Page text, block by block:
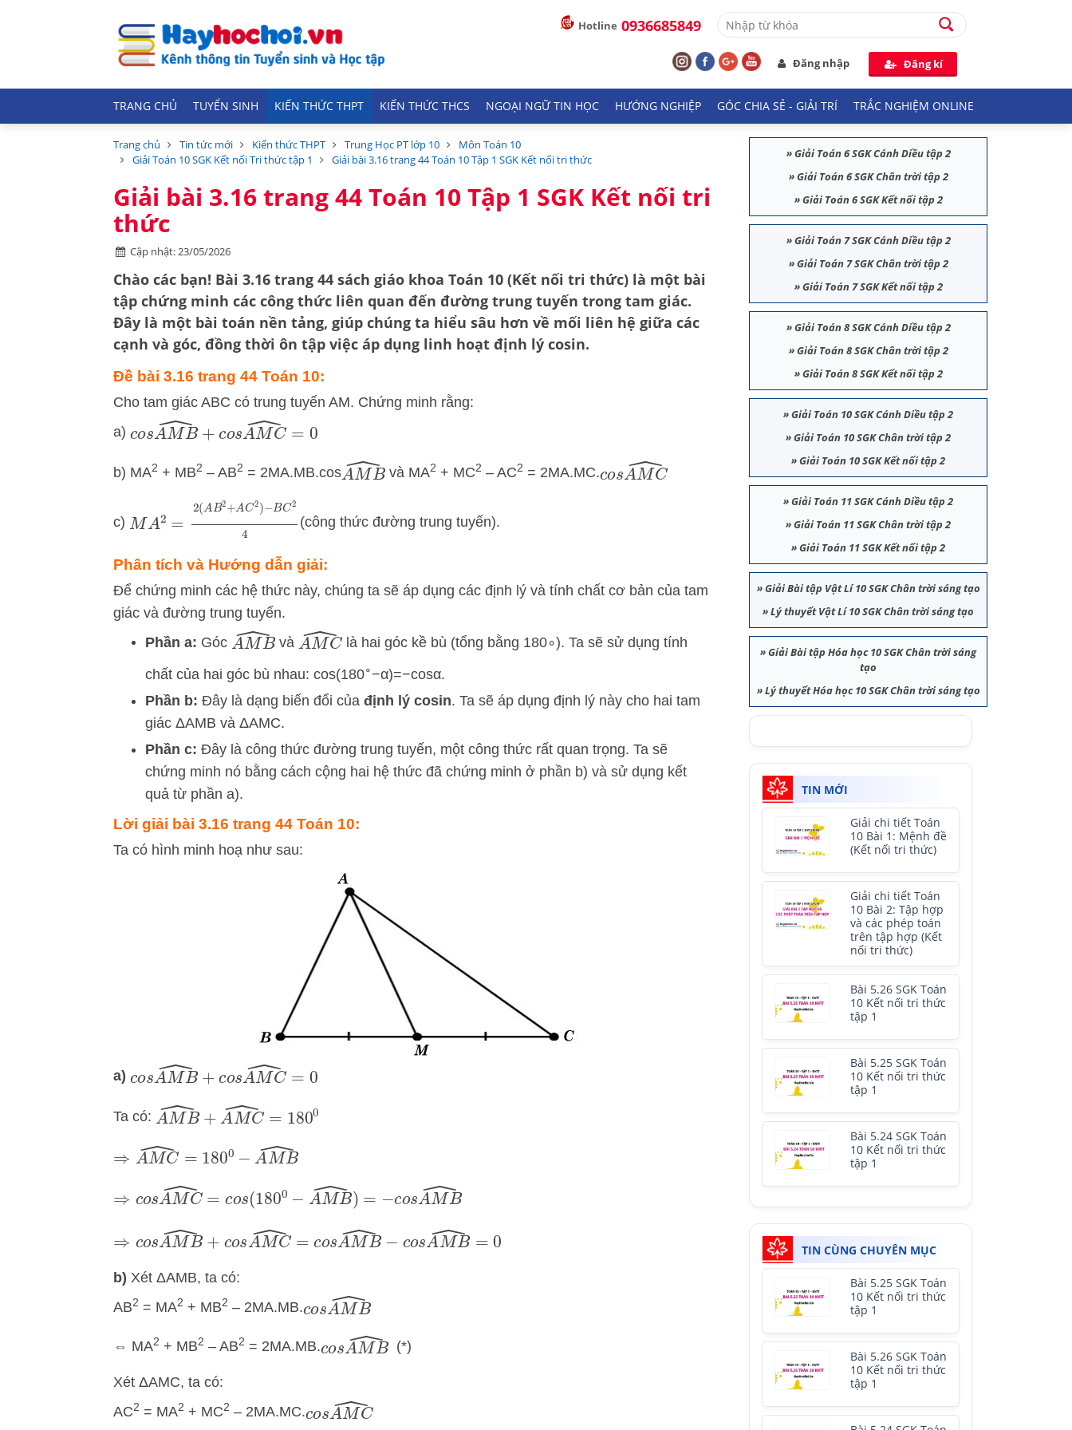
Hotline 0936685849
Đăng nhập Đăng kí
TRANG CHỦ TUYỂN SINH KIẾN THỨC THPT KIẾN THỨC THCS NGOẠI NGỮ TIN HỌC HƯỚNG NGHIỆP GÓC CHIA SẺ - GIẢI TRÍ TRẮC NGHIỆM ONLINE
Trang chủ Tin tức mới Kiến thức THPT Trung Học PT lớp 10
Môn Toán 10
Giải Toán 10 SGK Kết nối Tri thức tập 1
Giải bài 3.16 trang 44 Toán 10 Tập 1 SGK Kết nối tri thức
Giải bài 3.16 trang 44 Toán 10 Tập 1 SGK Kết nối tri
thức
Cập nhật: 23/05/2026
Chào các bạn! Bài 3.16 trang 44 sách giáo khoa Toán 10 (Kết nối tri thức) là một bài
tập chứng minh các công thức liên quan đến đường trung tuyến trong tam giác.
Đây là một bài toán nền tảng, giúp chúng ta hiểu sâu hơn về mối liên hệ giữa các
cạnh và góc, đồng thời ôn tập việc áp dụng linh hoạt định lý cosin.
Đề bài 3.16 trang 44 Toán 10:
Cho tam giác ABC có trung tuyến AM. Chứng minh rằng:
a) cos AMB^+cosAMC^ =0
b) MA2 + MB2 – AB2 = 2MA.MB.cos AMB^ và MA2 + MC2 – AC2 = 2MA.MC.cos AMC^
c)
2= AB2+AC2)−B 2
(công thức đường trung tuyến).
Phân tích và Hướng dẫn giải:
Để chứng minh các hệ thức này, chúng ta sẽ áp dụng các định lý và tính chất cơ bản của tam
giác và đường trung tuyến.
Phần a: Góc AMB^ và AMC^ là hai góc kề bù (tổng bằng 180∘). Ta sẽ sử dụng tính
chất của hai góc bù nhau: cos(180∘ −α)=−cosα.
Phần b: Đây là dạng biến đổi của định lý cosin. Ta sẽ áp dụng định lý này cho hai tam
giác ΔAMB và ΔAMC.
Phần c: Đây là công thức đường trung tuyến, một công thức rất quan trọng. Ta sẽ
chứng minh nó bằng cách cộng hai hệ thức đã chứng minh ở phần b) và sử dụng kết
quả từ phần a).
Lời giải bài 3.16 trang 44 Toán 10:
Ta có hình minh hoạ như sau:
a) cos AMB^+cosAMC^ =0
Ta có: AMB^ +A MC^= 1800
⇒AMC^= 1800− AMB^
⇒cosAMC^ =cos(1800 −A MB^) =−cosAMB^
⇒cosAMB^+c osA MC^ =cosAMB^−c osA MB^= 0
b) Xét ΔAMB, ta có:
AB2 = MA2 + MB2 – 2MA.MB.cos AMB^
⇔ MA2 + MB2 – AB2 = 2MA.MB.cos AMB^(*)
Xét ΔAMC, ta có:
AC2 = MA2 + MC2 – 2MA.MC.cos AMC^
»Giải Toán 6 SGK Cánh Diều tập 2
»Giải Toán 6 SGK Chân trời tập 2
»Giải Toán 6 SGK Kết nối tập 2
»Giải Toán 7 SGK Cánh Diều tập 2
»Giải Toán 7 SGK Chân trời tập 2
»Giải Toán 7 SGK Kết nối tập 2
»Giải Toán 8 SGK Cánh Diều tập 2
»Giải Toán 8 SGK Chân trời tập 2
»Giải Toán 8 SGK Kết nối tập 2
»Giải Toán 10 SGK Cánh Diều tập 2
»Giải Toán 10 SGK Chân trời tập 2
»Giải Toán 10 SGK Kết nối tập 2
»Giải Toán 11 SGK Cánh Diều tập 2
»Giải Toán 11 SGK Chân trời tập 2
»Giải Toán 11 SGK Kết nối tập 2
»Giải Bài tập Vật Lí 10 SGK Chân trời sáng tạo
»Lý thuyết Vật Lí 10 SGK Chân trời sáng tạo
»Giải Bài tập Hóa học 10 SGK Chân trời sáng
tạo
»Lý thuyết Hóa học 10 SGK Chân trời sáng tạo
TIN MỚI
Giải chi tiết Toán
10 Bài 1: Mệnh đề
(Kết nối tri thức)
Giải chi tiết Toán
10 Bài 2: Tập hợp
và các phép toán
trên tập hợp (Kết
nối tri thức)
Bài 5.26 SGK Toán
10 Kết nối tri thức
tập 1
Bài 5.25 SGK Toán
10 Kết nối tri thức
tập 1
Bài 5.24 SGK Toán
10 Kết nối tri thức
tập 1
TIN CÙNG CHUYÊN MỤC
Bài 5.25 SGK Toán
10 Kết nối tri thức
tập 1
Bài 5.26 SGK Toán
10 Kết nối tri thức
tập 1